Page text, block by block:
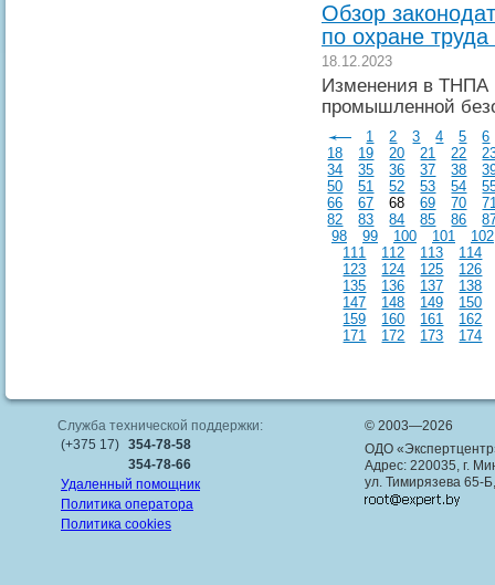
Обзор
по охране
18.12.2023
Изменения в ТНПА
промышленной
1 2 3 4 5
6
18
19 20 21 22
34
35 36 37 38
50
51 52 53 54
66
67 68 69 70
82
83 84 85 86
98
99 100 101
102
111
112 113
114
123
124 125
126
135
136 137
138
147
148 149
150
159
160 161
162
171
172 173 174
Служба технической поддержки:
(+375 17) 354-78-58
354-78-66
Удаленный помощник
Политика оператора
Политика cookies
© 2003—2026
ОДО
Адрес: 220035, г.
ул. Тимирязева 65-